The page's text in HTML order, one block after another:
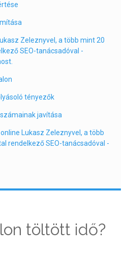
Zeleznyvel, a több mint 20
SEO-tanácsadóval -
tényezők
javítása
Lukasz Zeleznyvel, a több
rendelkező SEO-tanácsadóval -
töltött idő?